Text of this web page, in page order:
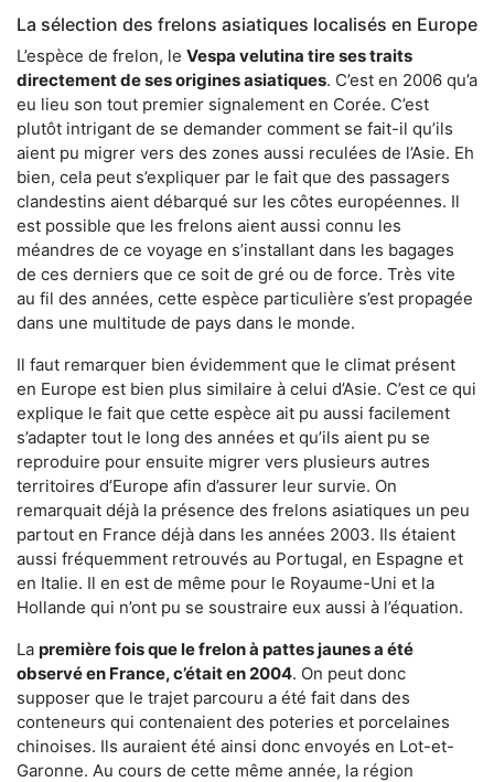
La sélection des frelons asiatiques localisés en Europe
L’espèce de frelon, le Vespa velutina tire ses traits
directement de ses origines asiatiques. C’est en 2006 qu’a
eu lieu son tout premier signalement en Corée. C’est
plutôt intrigant de se demander comment se fait-il qu’ils
aient pu migrer vers des zones aussi reculées de l’Asie. Eh
bien, cela peut s’expliquer par le fait que des passagers
clandestins aient débarqué sur les côtes européennes. Il
est possible que les frelons aient aussi connu les
méandres de ce voyage en s’installant dans les bagages
de ces derniers que ce soit de gré ou de force. Très vite
au fil des années, cette espèce particulière s’est propagée
dans une multitude de pays dans le monde.
Il faut remarquer bien évidemment que le climat présent
en Europe est bien plus similaire à celui d’Asie. C’est ce qui
explique le fait que cette espèce ait pu aussi facilement
s’adapter tout le long des années et qu’ils aient pu se
reproduire pour ensuite migrer vers plusieurs autres
territoires d’Europe afin d’assurer leur survie. On
remarquait déjà la présence des frelons asiatiques un peu
partout en France déjà dans les années 2003. Ils étaient
aussi fréquemment retrouvés au Portugal, en Espagne et
en Italie. Il en est de même pour le Royaume-Uni et la
Hollande qui n’ont pu se soustraire eux aussi à l’équation.
La première fois que le frelon à pattes jaunes a été
observé en France, c’était en 2004. On peut donc
supposer que le trajet parcouru a été fait dans des
conteneurs qui contenaient des poteries et porcelaines
chinoises. Ils auraient été ainsi donc envoyés en Lot-et-
Garonne. Au cours de cette même année, la région